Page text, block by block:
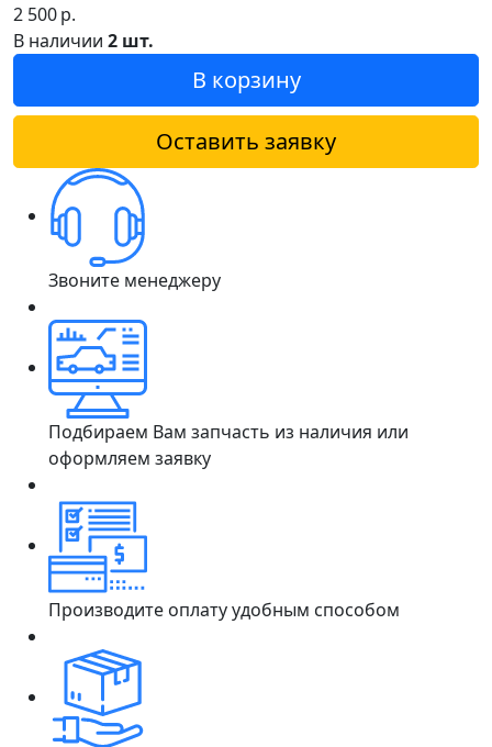
2 500р.
В наличии 2 шт.
В корзину
Оставить заявку
Звоните менеджеру
Подбираем Вам запчасть из наличия или
оформляем заявку
Производите оплату удобным способом